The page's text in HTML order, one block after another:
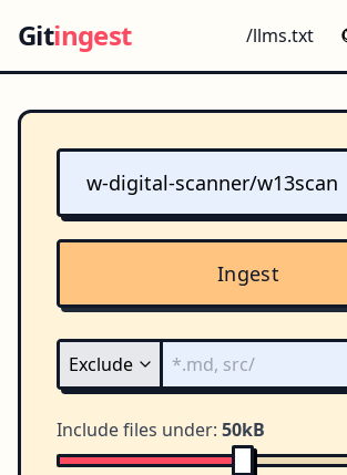
Gitingest /llms.txt
Ingest
Include files under: 50kB